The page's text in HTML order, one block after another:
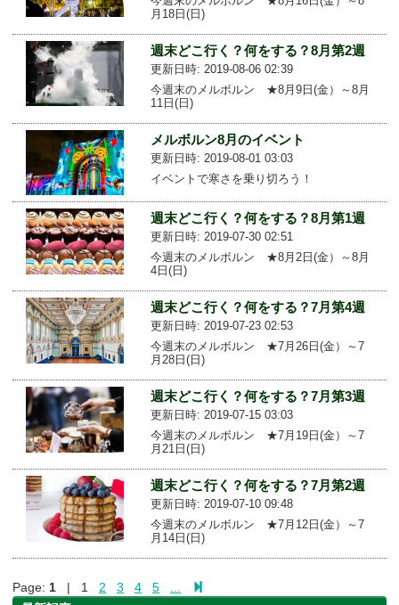
月18日(日)
週末どこ行く？何をする？8月第2週
更新日時: 2019-08-06 02:39
今週末のメルボルン ★8月9日(金）～8月
11日(日)
メルボルン8月のイベント
更新日時: 2019-08-01 03:03
イベントで寒さを乗り切ろう！
週末どこ行く？何をする？8月第1週
更新日時: 2019-07-30 02:51
今週末のメルボルン ★8月2日(金）～8月
4日(日)
週末どこ行く？何をする？7月第4週
更新日時: 2019-07-23 02:53
今週末のメルボルン ★7月26日(金）～7
月28日(日)
週末どこ行く？何をする？7月第3週
更新日時: 2019-07-15 03:03
今週末のメルボルン ★7月19日(金）～7
月21日(日)
週末どこ行く？何をする？7月第2週
更新日時: 2019-07-10 09:48
今週末のメルボルン ★7月12日(金）～7
月14日(日)
Page: 1 | 1 2 3 4 5
...